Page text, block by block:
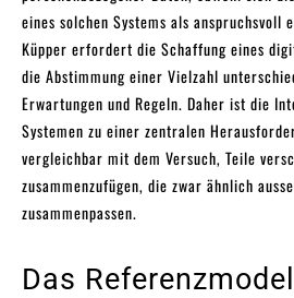
eines solchen Systems als anspruchsvoll
Küpper erfordert die Schaffung eines
die Abstimmung einer Vielzahl
Erwartungen und Regeln. Daher ist die
Systemen zu einer zentralen
vergleichbar mit dem Versuch, Teile
zusammenzufügen, die zwar ähnlich
zusammenpassen.
Das